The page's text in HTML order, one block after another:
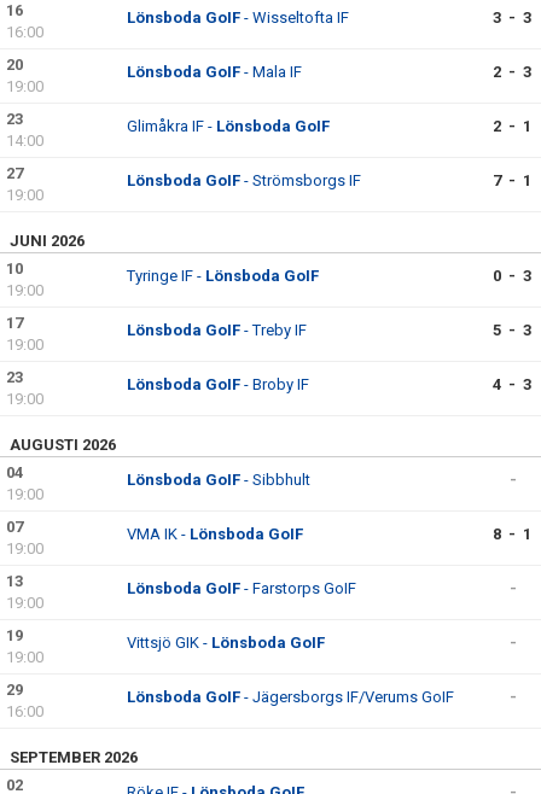
16
16:00
Lönsboda GoIF - Wisseltofta IF 3 - 3
20
19:00
Lönsboda GoIF - Mala IF 2 - 3
23
14:00
Glimåkra IF - Lönsboda GoIF 2 - 1
27
19:00
Lönsboda GoIF - Strömsborgs IF 7 - 1
JUNI 2026
10
19:00
Tyringe IF - Lönsboda GoIF 0 - 3
17
19:00
Lönsboda GoIF - Treby IF 5 - 3
23
19:00
Lönsboda GoIF - Broby IF 4 - 3
AUGUSTI 2026
04
19:00
Lönsboda GoIF - Sibbhult -
07
19:00
VMA IK - Lönsboda GoIF 8 - 1
13
19:00
Lönsboda GoIF - Farstorps GoIF -
19
19:00
Vittsjö GIK - Lönsboda GoIF -
29
16:00
Lönsboda GoIF - Jägersborgs IF/Verums GoIF -
SEPTEMBER 2026
02